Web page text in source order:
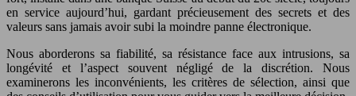
en service aujourd’hui, gardant précieusement des secrets et des
valeurs sans jamais avoir subi la moindre panne électronique.
Nous aborderons sa fiabilité, sa résistance face aux intrusions, sa
longévité et l’aspect souvent négligé de la discrétion. Nous
examinerons les inconvénients, les critères de sélection, ainsi que